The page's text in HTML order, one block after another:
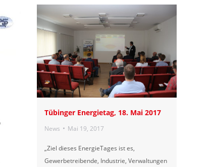
Tübinger Energietag, 18. Mai 2017
News Mai 19, 2017
„Ziel dieses EnergieTages ist es,
Gewerbetreibende, Industrie, Verwaltungen